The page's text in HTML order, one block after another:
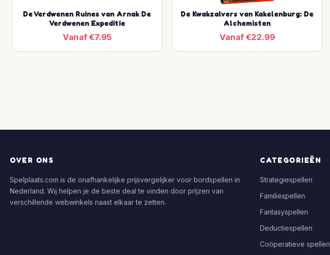
De Verdwenen Ruines van Arnak De
Verdwenen Expeditie
Vanaf €7.95
De Kwakzalvers van Kakelenburg: De
Alchemisten
Vanaf €22.99
OVER ONS
Spelplaats.com is de onafhankelijke prijsvergelijker voor bordspellen in
Nederland. Wij helpen je de beste deal te vinden door prijzen van
verschillende webwinkels naast elkaar te zetten.
CATEGORIEËN
Strategiespellen
Familiespellen
Fantasyspellen
Deductiespellen
Coöperatieve spellen